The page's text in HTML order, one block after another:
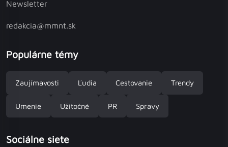
Newsletter
redakcia@mmnt.sk
Populárne témy
Zaujímavosti Ľudia Cestovanie Trendy
Umenie Užitočné PR Spravy
Sociálne siete